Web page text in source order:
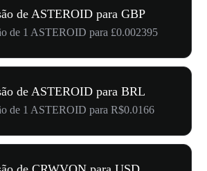
de ASTEROID para GBP
de 1 ASTEROID para £0.002395
de ASTEROID para BRL
de 1 ASTEROID para R$0.0166